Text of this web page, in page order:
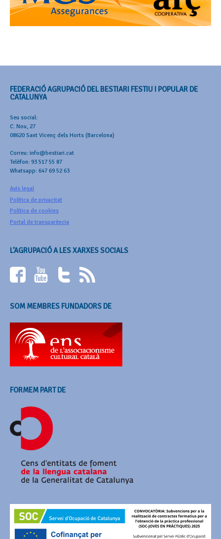
FEDERACIÓ AGRUPACIÓ DEL BESTIARI FESTIU I POPULAR DE
CATALUNYA
Seu social:
C. Nou, 27
08620 Sant Vicenç dels Horts (Barcelona)
Correu: info@bestiari.cat
Telèfon: 93 517 55 87
Whatsapp: 647 69 52 63
Avís legal
Política de privacitat
Política de cookies
Portal de transparència
L’AGRUPACIÓ A LES XARXES SOCIALS
SOM MEMBRES FUNDADORS DE
FORMEM PART DE